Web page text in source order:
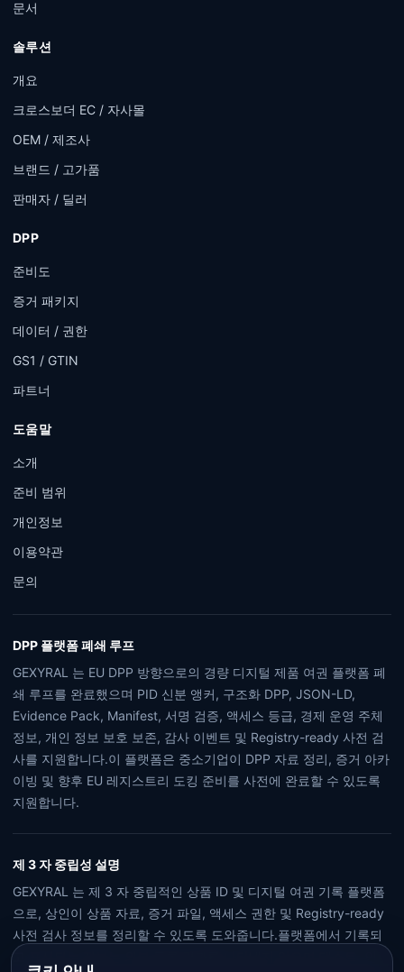
문서
솔루션
개요
크로스보더 EC / 자사몰
OEM / 제조사
브랜드 / 고가품
판매자 / 딜러
DPP
준비도
증거 패키지
데이터 / 권한
GS1 / GTIN
파트너
도움말
소개
준비 범위
개인정보
이용약관
문의
DPP 플랫폼 폐쇄 루프
GEXYRAL 는 EU DPP 방향으로의 경량 디지털 제품 여권 플랫폼 폐
쇄 루프를 완료했으며 PID 신분 앵커, 구조화 DPP, JSON-LD,
Evidence Pack, Manifest, 서명 검증, 액세스 등급, 경제 운영 주체
정보, 개인 정보 보호 보존, 감사 이벤트 및 Registry-ready 사전 검
사를 지원합니다.이 플랫폼은 중소기업이 DPP 자료 정리, 증거 아카
이빙 및 향후 EU 레지스트리 도킹 준비를 사전에 완료할 수 있도록
지원합니다.
제 3 자 중립성 설명
GEXYRAL 는 제 3 자 중립적인 상품 ID 및 디지털 여권 기록 플랫폼
으로, 상인이 상품 자료, 증거 파일, 액세스 권한 및 Registry-ready
사전 검사 정보를 정리할 수 있도록 도와줍니다.플랫폼에서 기록되
고 표시되는 정보는 외부 등록 결과를 나타내지 않으며 테스트, 인